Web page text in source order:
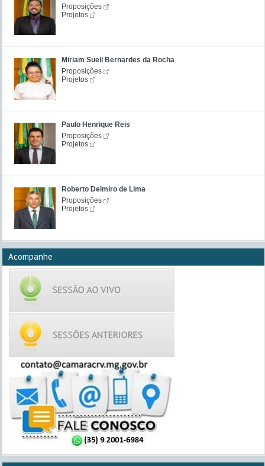
Proposições
Projetos
Miriam Sueli Bernardes da Rocha
Proposições
Projetos
Paulo Henrique Reis
Proposições
Projetos
Roberto Delmiro de Lima
Proposições
Projetos
Acompanhe